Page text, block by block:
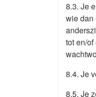
8.3. Je
wie dan
tot en/
8.4. Je
8.5. Je